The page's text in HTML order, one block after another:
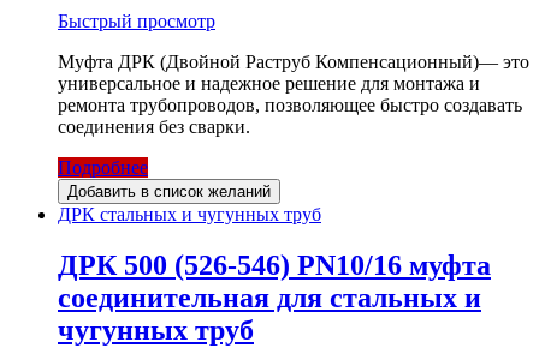
Быстрый просмотр
Муфта ДРК (Двойной Раструб Компенсационный)— это
универсальное и надежное решение для монтажа и
ремонта трубопроводов, позволяющее быстро создавать
соединения без сварки.
Подробнее
Добавить в список желаний
ДРК стальных и чугунных труб
ДРК 500 (526-546) PN10/16 муфта
соединительная для стальных и
чугунных труб